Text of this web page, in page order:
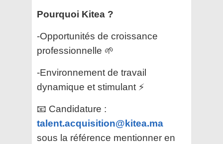
Pourquoi Kitea ?
-Opportunités de croissance
professionnelle 🌱
-Environnement de travail
dynamique et stimulant ⚡
📧 Candidature :
talent.acquisition@kitea.ma
sous la référence mentionner en